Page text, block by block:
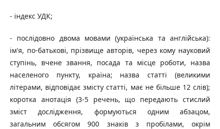
- індекс УДК;
- послідовно двома мовами (українська та англійська):
ім'я, по-батькові, прізвище авторів, через кому науковий
ступінь, вчене звання, посада та місце роботи, назва
населеного пункту, країна; назва статті (великими
літерами, відповідає змісту статті, має не більше 12 слів);
коротка анотація (3-5 речень, що передають стислий
зміст дослідження, формуються одним абзацом,
загальним обсягом 900 знаків з пробілами, окрім